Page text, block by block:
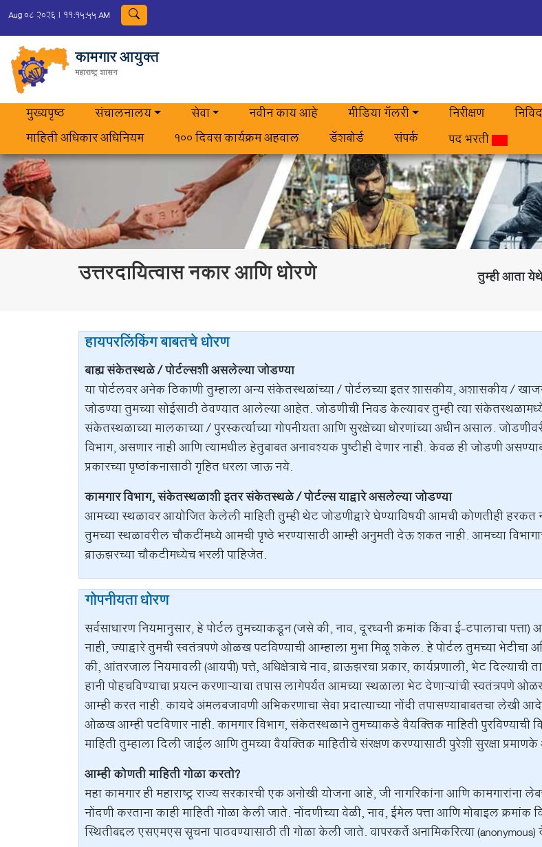
Aug 08 2026 | 11:15:55 AM
कामगार आयुक्त
महाराष्ट्र शासन
मुख्यपृष्ठ संचालनालय सेवा नवीन काय आहे मीडिया गॅलरी निरीक्षण
माहिती अधिकार अधिनियम
100 दिवस कार्यक्रम अहवाल डॅशबोर्ड संपर्क पद भरती
उत्तरदायित्वास नकार आणि धोरणे तुम्ही आता
हायपरलिंकिंग बाबतचे धोरण
बाह्य संकेतस्थळे / पोर्टल्सशी असलेल्या जोडण्या
या पोर्टलवर अनेक ठिकाणी तुम्हाला अन्य संकेतस्थळांच्या / पोर्टलच्या इतर शासकीय, अशासकीय /
जोडण्या तुमच्या सोईसाठी ठेवण्यात आलेल्या आहेत. जोडणीची निवड केल्यावर तुम्ही त्या
संकेतस्थळाच्या मालकाच्या / पुरस्कर्त्याच्या गोपनीयता आणि सुरक्षेच्या धोरणांच्या अधीन असाल.
विभाग, असणार नाही आणि त्यामधील हेतुबाबत अनावश्यक पुष्टीही देणार नाही. केवळ ही जोडणी
प्रकारच्या पृष्ठांकनासाठी गृहित धरला जाऊ नये.
कामगार विभाग, संकेतस्थळाशी इतर संकेतस्थळे / पोर्टल्स याद्वारे असलेल्या जोडण्या
आमच्या स्थळावर आयोजित केलेली माहिती तुम्ही थेट जोडणीद्वारे घेण्याविषयी आमची कोणतीही हरकत
तुमच्या स्थळावरील चौकटींमध्ये आमची पृष्ठे भरण्यासाठी आम्ही अनुमती देऊ शकत नाही. आमच्या
ब्राऊझरच्या चौकटीमध्येच भरली पाहिजेत.
गोपनीयता धोरण
सर्वसाधारण नियमानुसार, हे पोर्टल तुमच्याकडून (जसे की, नाव, दूरध्वनी क्रमांक किंवा ई-टपालाचा
नाही, ज्याद्वारे तुमची स्वतंत्रपणे ओळख पटविण्याची आम्हाला मुभा मिळू शकेल. हे पोर्टल तुमच्या
की, आंतरजाल नियमावली (आयपी) पत्ते, अधिक्षेत्राचे नाव, ब्राऊझरचा प्रकार, कार्यप्रणाली, भेट
हानी पोहचविण्याचा प्रयत्न करणाऱ्याचा तपास लागेपर्यंत आमच्या स्थळाला भेट देणाऱ्यांची स्वतंत्रपणे
आम्ही करत नाही. कायदे अंमलबजावणी अभिकरणाचा सेवा प्रदात्याच्या नोंदी तपासण्याबाबतचा लेखी
ओळख आम्ही पटविणार नाही. कामगार विभाग, संकेतस्थळाने तुमच्याकडे वैयक्तिक माहिती
माहिती तुम्हाला दिली जाईल आणि तुमच्या वैयक्तिक माहितीचे संरक्षण करण्यासाठी पुरेशी सुरक्षा
आम्ही कोणती माहिती गोळा करतो?
महा कामगार ही महाराष्ट्र राज्य सरकारची एक अनोखी योजना आहे, जी नागरिकांना आणि
नोंदणी करताना काही माहिती गोळा केली जाते. नोंदणीच्या वेळी, नाव, ईमेल पत्ता आणि मोबाइल क्रमांक
स्थितीबद्दल एसएमएस सूचना पाठवण्यासाठी ती गोळा केली जाते. वापरकर्ते अनामिकरित्या